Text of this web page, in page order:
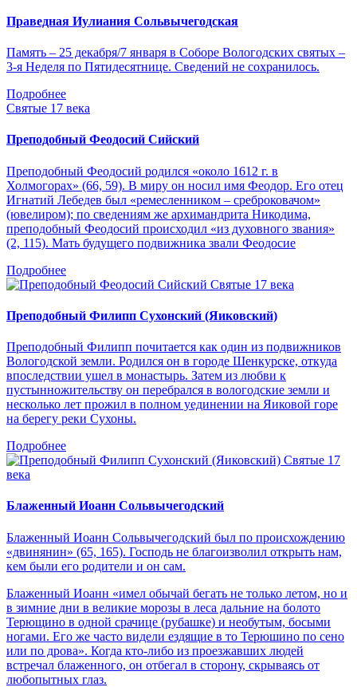
Праведная Иулиания Сольвычегодская
Память – 25 декабря/7 января в Соборе Вологодских святых –
3-я Неделя по Пятидесятнице. Сведений не сохранилось.
Подробнее
Святые 17 века
Преподобный Феодосий Сийский
Преподобный Феодосий родился «около 1612 г. в
Холмогорах» (66, 59). В миру он носил имя Феодор. Его отец
Игнатий Лебедев был «ремесленником – среброковачом»
(ювелиром); по сведениям же архимандрита Никодима,
преподобный Феодосий происходил «из духовного звания»
(2, 115). Мать будущего подвижника звали Феодосие
Подробнее
Святые 17 века
Преподобный Филипп Сухонский (Яиковский)
Преподобный Филипп почитается как один из подвижников
Вологодской земли. Родился он в городе Шенкурске, откуда
впоследствии ушел в монастырь. Затем из любви к
пустынножительству он перебрался в вологодские земли и
несколько лет прожил в полном уединении на Яиковой горе
на берегу реки Сухоны.
Подробнее
Святые 17
века
Блаженный Иоанн Сольвычегодский
Блаженный Иоанн Сольвычегодский был по происхождению
«двинянин» (65, 165). Господь не благоизволил открыть нам,
кем были его родители и он сам.
Блаженный Иоанн «имел обычай бегать не только летом, но и
в зимние дни в великие морозы в леса дальние на болото
Терющино в одной срачице (рубашке) и необутым, босыми
ногами. Его же часто видели ездящие в то Терюшино по сено
или по дрова». Когда кто-либо из проезжавших людей
встречал блаженного, он отбегал в сторону, скрываясь от
любопытных глаз.